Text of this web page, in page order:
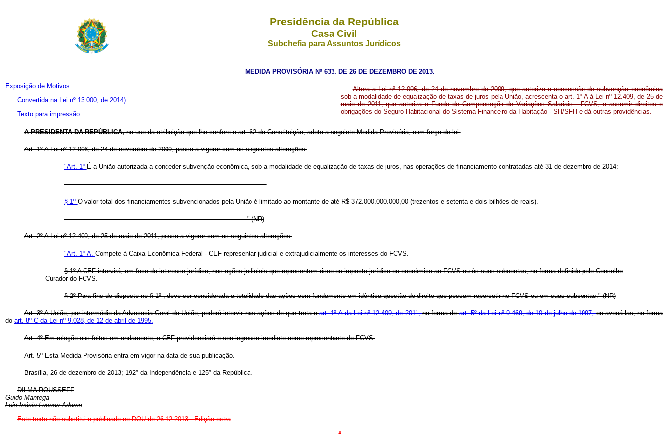
Presidência da República
Casa Civil
Subchefia para Assuntos Jurídicos
MEDIDA PROVISÓRIA Nº 633, DE 26 DE DEZEMBRO DE 2013.
Exposição de Motivos
Convertida na Lei nº 13.000, de 2014)
Texto para impressão
Altera a Lei nº 12.096, de 24 de novembro de 2009, que autoriza a concessão de subvenção econômica
sob a modalidade de equalização de taxas de juros pela União, acrescenta o art. 1º-A à Lei nº 12.409, de 25 de
maio de 2011, que autoriza o Fundo de Compensação de Variações Salariais - FCVS, a assumir direitos e
obrigações do Seguro Habitacional do Sistema Financeiro da Habitação - SH/SFH e dá outras providências.
A PRESIDENTA DA REPÚBLICA,no uso da atribuição que lhe confere o art. 62 da Constituição, adota a seguinte Medida Provisória, com força de lei:
Art. 1º A Lei nº 12.096, de 24 de novembro de 2009, passa a vigorar com as seguintes alterações:
"Art. 1ºÉ a União autorizada a conceder subvenção econômica, sob a modalidade de equalização de taxas de juros, nas operações de financiamento contratadas até 31 de dezembro de 2014:
......................................................................................................
§ 1ºO valor total dos financiamentos subvencionados pela União é limitado ao montante de até R$ 372.000.000.000,00 (trezentos e setenta e dois bilhões de reais).
............................................................................................" (NR)
Art. 2º A Lei nº 12.409, de 25 de maio de 2011, passa a vigorar com as seguintes alterações:
"Art. 1º-A.Compete à Caixa Econômica Federal - CEF representar judicial e extrajudicialmente os interesses do FCVS.
§ 1º A CEF intervirá, em face do interesse jurídico, nas ações judiciais que representem risco ou impacto jurídico ou econômico ao FCVS ou às suas subcontas, na forma definida pelo Conselho
Curador do FCVS.
§ 2º Para fins do disposto no § 1º , deve ser considerada a totalidade das ações com fundamento em idêntica questão de direito que possam repercutir no FCVS ou em suas subcontas." (NR)
Art. 3º A União, por intermédio da Advocacia-Geral da União, poderá intervir nas ações de que trata oart. 1º-A da Lei nº 12.409, de 2011,na forma doart. 5º da Lei nº 9.469, de 10 de julho de 1997,ou avocá-las, na forma
doart. 8º-C da Lei nº 9.028, de 12 de abril de 1995.
Art. 4º Em relação aos feitos em andamento, a CEF providenciará o seu ingresso imediato como representante do FCVS.
Art. 5º Esta Medida Provisória entra em vigor na data de sua publicação.
Brasília, 26 de dezembro de 2013; 192º da Independência e 125º da República.
DILMA ROUSSEFF
Guido Mantega
Luis Inácio Lucena Adams
Este texto não substitui o publicado no DOU de 26.12.2013 - Edição extra
*